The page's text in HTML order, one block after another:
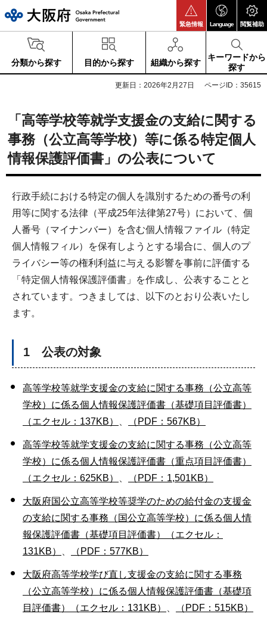
緊急情報 Language 閲覧補助
分類から探す 目的から探す 組織から探す
キーワードから
探す
更新日：2026年2月27日 ページID：35615
「高等学校等就学支援金の支給に関する
事務（公立高等学校）等に係る特定個人
情報保護評価書」の公表について
行政手続における特定の個人を識別するための番号の利
用等に関する法律（平成25年法律第27号）において、個
人番号（マイナンバー）を含む個人情報ファイル（特定
個人情報フィル）を保有しようとする場合に、個人のプ
ライバシー等の権利利益に与える影響を事前に評価する
「特定個人情報保護評価書」を作成し、公表することと
されています。つきましては、以下のとおり公表いたし
ます。
1 公表の対象
高等学校等就学支援金の支給に関する事務（公立高等
学校）に係る個人情報保護評価書（基礎項目評価書）
（エクセル：137KB）
（PDF：567KB）
高等学校等就学支援金の支給に関する事務（公立高等
学校）に係る個人情報保護評価書（重点項目評価書）
（エクセル：625KB）
（PDF：1,501KB）
大阪府国公立高等学校等奨学のための給付金の支援金
の支給に関する事務（国公立高等学校）に係る個人情
報保護評価書（基礎項目評価書）（エクセル：
131KB）
（PDF：577KB）
大阪府高等学校学び直し支援金の支給に関する事務
（公立高等学校）に係る個人情報保護評価書（基礎項
目評価書）（エクセル：131KB）
（PDF：515KB）